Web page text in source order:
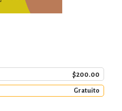
$200.00
Gratuito